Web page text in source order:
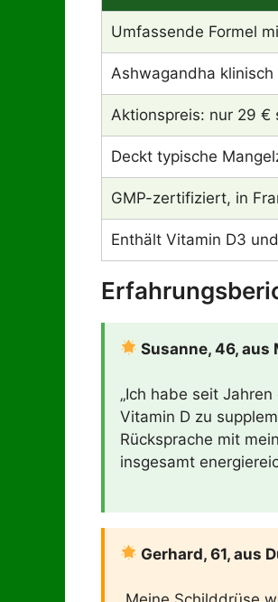
Umfassende Formel
Ashwagandha
Aktionspreis: nur 29 €
Deckt typische
GMP-zertifiziert, in
Enthält Vitamin D3
Susanne, 46, aus
„Ich habe seit
Vitamin D zu
Rücksprache mit
insgesamt
Gerhard, 61, aus